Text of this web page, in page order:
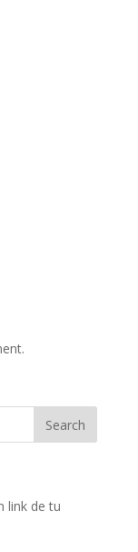
link de tu